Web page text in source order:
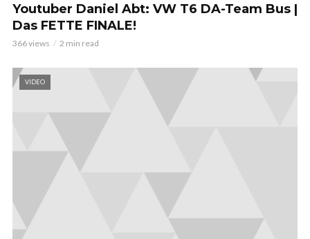
Youtuber Daniel Abt: VW T6 DA-Team Bus |
Das FETTE FINALE!
366 views 2 min read
VIDEO